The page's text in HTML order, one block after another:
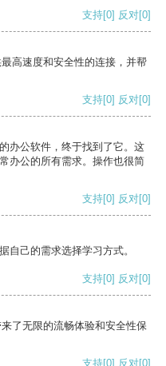
支持[0] 反对[0]
高速度和安全性的连接，并帮
支持[0] 反对[0]
办公软件，终于找到了它。这
办公的所有需求。操作也很简
支持[0] 反对[0]
自己的需求选择学习方式。
支持[0] 反对[0]
了无限的流畅体验和安全性保
支持[0] 反对[0]